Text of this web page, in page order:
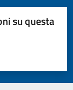
su questa